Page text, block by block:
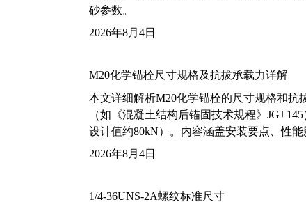
砂参数。
2026年8月4日
M20化学锚栓尺寸规格及抗拔承载力详解
本文详细解析M20化学锚栓的尺寸规格和
（如《混凝土结构后锚固技术规程》JGJ
设计值约80kN）。内容涵盖安装要点、性
2026年8月4日
1/4-36UNS-2A螺纹标准尺寸